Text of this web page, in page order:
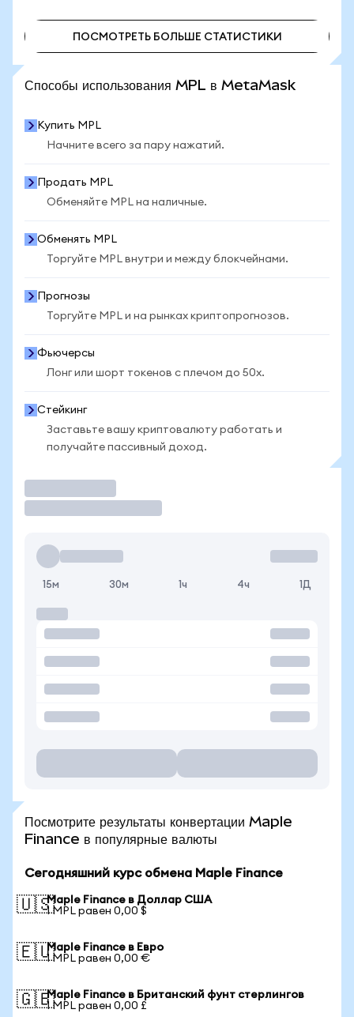
ПОСМОТРЕТЬ БОЛЬШЕ СТАТИСТИКИ
Способы использования MPL в MetaMask
Купить MPL
Начните всего за пару нажатий.
Продать MPL
Обменяйте MPL на наличные.
Обменять MPL
Торгуйте MPL внутри и между блокчейнами.
Прогнозы
Торгуйте MPL и на рынках криптопрогнозов.
Фьючерсы
Лонг или шорт токенов с плечом до 50x.
Стейкинг
Заставьте вашу криптовалюту работать и
получайте пассивный доход.
15м 30м 1ч 4ч 1Д
Посмотрите результаты конвертации Maple
Finance в популярные валюты
Сегодняшний курс обмена Maple Finance
🇺🇸Maple Finance в Доллар США
1 MPL равен 0,00 $
🇪🇺Maple Finance в Евро
1 MPL равен 0,00 €
🇬🇧Maple Finance в Британский фунт стерлингов
1 MPL равен 0,00 £